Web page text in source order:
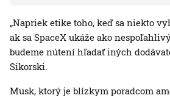
„Napriek etike toho, keď sa niekto
ak sa SpaceX ukáže ako
budeme nútení hľadať iných
Sikorski.
Musk, ktorý je blízkym poradcom